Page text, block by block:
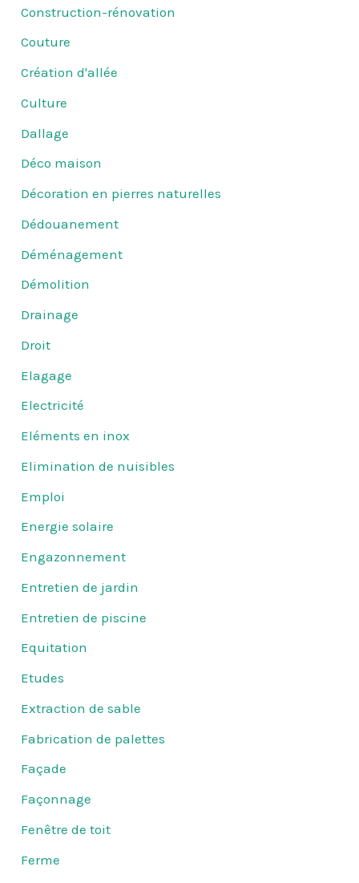
Construction-rénovation
Couture
Création d'allée
Culture
Dallage
Déco maison
Décoration en pierres naturelles
Dédouanement
Déménagement
Démolition
Drainage
Droit
Elagage
Electricité
Eléments en inox
Elimination de nuisibles
Emploi
Energie solaire
Engazonnement
Entretien de jardin
Entretien de piscine
Equitation
Etudes
Extraction de sable
Fabrication de palettes
Façade
Façonnage
Fenêtre de toit
Ferme